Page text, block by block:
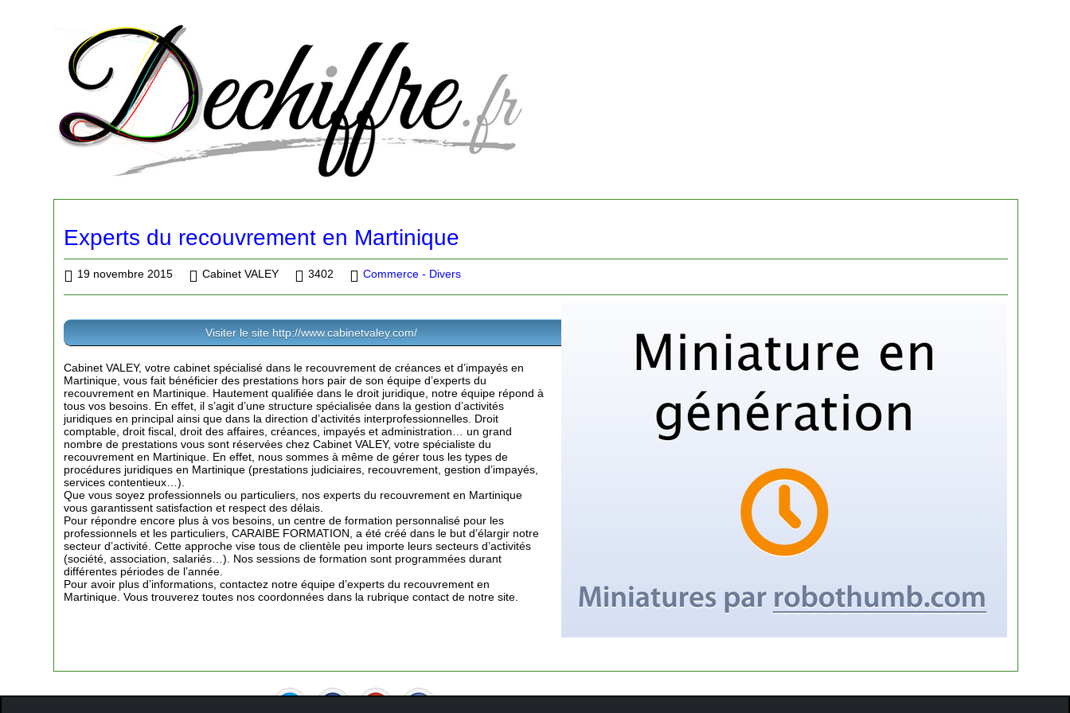
Experts du recouvrement en Martinique
19 novembre 2015 Cabinet VALEY 3402 Commerce - Divers
Visiter le site http://www.cabinetvaley.com/
Cabinet VALEY, votre cabinet spécialisé dans le recouvrement de créances et d’impayés en
Martinique, vous fait bénéficier des prestations hors pair de son équipe d’experts du
recouvrement en Martinique. Hautement qualifiée dans le droit juridique, notre équipe répond à
tous vos besoins. En effet, il s’agit d’une structure spécialisée dans la gestion d’activités
juridiques en principal ainsi que dans la direction d’activités interprofessionnelles. Droit
comptable, droit fiscal, droit des affaires, créances, impayés et administration… un grand
nombre de prestations vous sont réservées chez Cabinet VALEY, votre spécialiste du
recouvrement en Martinique. En effet, nous sommes à même de gérer tous les types de
procédures juridiques en Martinique (prestations judiciaires, recouvrement, gestion d’impayés,
services contentieux…).
Que vous soyez professionnels ou particuliers, nos experts du recouvrement en Martinique
vous garantissent satisfaction et respect des délais.
Pour répondre encore plus à vos besoins, un centre de formation personnalisé pour les
professionnels et les particuliers, CARAIBE FORMATION, a été créé dans le but d’élargir notre
secteur d’activité. Cette approche vise tous de clientèle peu importe leurs secteurs d’activités
(société, association, salariés…). Nos sessions de formation sont programmées durant
différentes périodes de l’année.
Pour avoir plus d’informations, contactez notre équipe d’experts du recouvrement en
Martinique. Vous trouverez toutes nos coordonnées dans la rubrique contact de notre site.